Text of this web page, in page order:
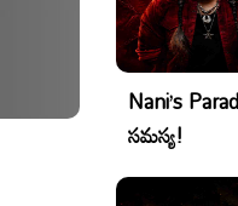
Nani’s
సమస్య!